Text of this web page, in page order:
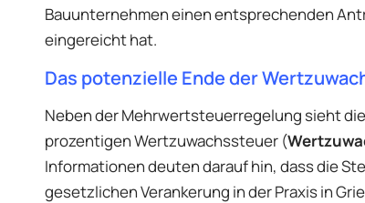
Bauunternehmen einen entsprechenden
eingereicht hat.
Das potenzielle Ende der
Neben der Mehrwertsteuerregelung sieht
prozentigen Wertzuwachssteuer (
Informationen deuten darauf hin, dass die
gesetzlichen Verankerung in der Praxis in